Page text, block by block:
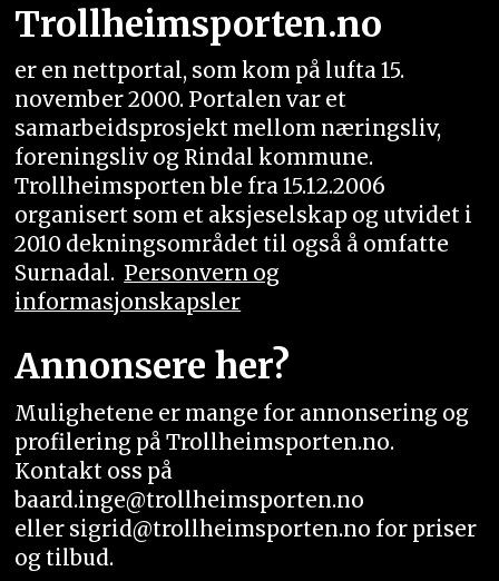
Trollheimsporten.no
er en nettportal, som kom på lufta 15.
november 2000. Portalen var et
samarbeidsprosjekt mellom næringsliv,
foreningsliv og Rindal kommune.
Trollheimsporten ble fra 15.12.2006
organisert som et aksjeselskap og utvidet i
2010 dekningsområdet til også å omfatte
Surnadal. Personvern og
informasjonskapsler
Annonsere her?
Mulighetene er mange for annonsering og
profilering på Trollheimsporten.no.
Kontakt oss på
baard.inge@trollheimsporten.no
eller sigrid@trollheimsporten.no for priser
og tilbud.